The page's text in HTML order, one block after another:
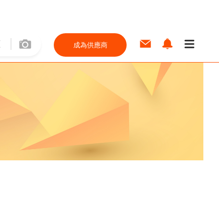
成為供應商